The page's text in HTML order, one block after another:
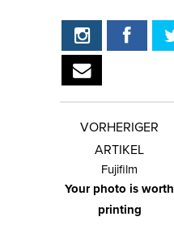
VORHERIGER
ARTIKEL
Fujifilm
Your photo is worth
printing